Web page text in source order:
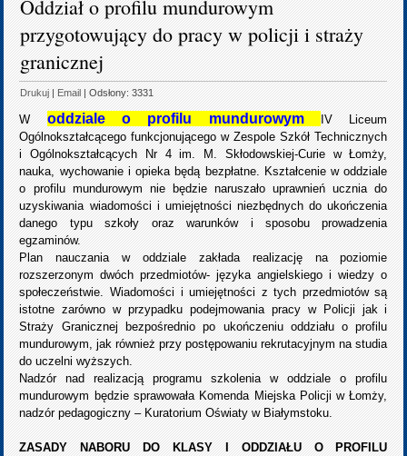
Oddział o profilu mundurowym
przygotowujący do pracy w policji i straży
granicznej
Drukuj |Email | Odsłony: 3331
W oddziale o profilu mundurowym
IV Liceum
Ogólnokształcącego funkcjonującego w Zespole Szkół Technicznych
i Ogólnokształcących Nr 4 im. M. Skłodowskiej-Curie w Łomży,
nauka, wychowanie i opieka będą bezpłatne. Kształcenie w oddziale
o profilu mundurowym nie będzie naruszało uprawnień ucznia do
uzyskiwania wiadomości i umiejętności niezbędnych do ukończenia
danego typu szkoły oraz warunków i sposobu prowadzenia
egzaminów.
Plan nauczania w oddziale zakłada realizację na poziomie
rozszerzonym dwóch przedmiotów- języka angielskiego i wiedzy o
społeczeństwie. Wiadomości i umiejętności z tych przedmiotów są
istotne zarówno w przypadku podejmowania pracy w Policji jak i
Straży Granicznej bezpośrednio po ukończeniu oddziału o profilu
mundurowym, jak również przy postępowaniu rekrutacyjnym na studia
do uczelni wyższych.
Nadzór nad realizacją programu szkolenia w oddziale o profilu
mundurowym będzie sprawowała Komenda Miejska Policji w Łomży,
nadzór pedagogiczny – Kuratorium Oświaty w Białymstoku.
ZASADY NABORU DO KLASY I ODDZIAŁU O PROFILU